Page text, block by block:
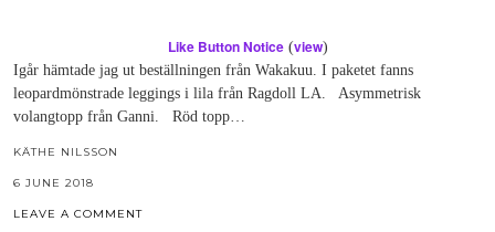
Like Button Notice(view)
Igår hämtade jag ut beställningen från Wakakuu. I paketet fanns
leopardmönstrade leggings i lila från Ragdoll LA. Asymmetrisk
volangtopp från Ganni. Röd topp…
KÄTHE NILSSON
6 JUNE 2018
LEAVE A COMMENT